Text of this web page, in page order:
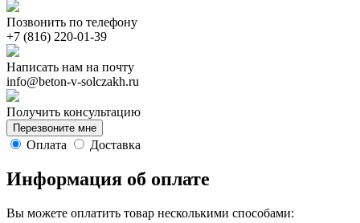
Позвонить по телефону
Написать нам на почту
info@beton-v-solczakh.ru
Получить консультацию
Перезвоните мне
Оплата Доставка
Информация об оплате
Вы можете оплатить товар несколькими способами: